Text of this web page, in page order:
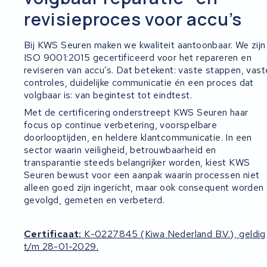
revisieproces voor accu’s
Bij KWS Seuren maken we kwaliteit aantoonbaar. We zijn
ISO 9001:2015 gecertificeerd voor het repareren en
reviseren van accu’s. Dat betekent: vaste stappen,
controles, duidelijke communicatie én een proces dat
volgbaar is: van begintest tot eindtest.
Met de certificering onderstreept KWS Seuren haar
focus op continue verbetering, voorspelbare
doorlooptijden, en heldere klantcommunicatie. In een
sector waarin veiligheid, betrouwbaarheid en
transparantie steeds belangrijker worden, kiest KWS
Seuren bewust voor een aanpak waarin processen niet
alleen goed zijn ingericht, maar ook consequent worden
gevolgd, gemeten en verbeterd.
Certificaat: K-0227845 (Kiwa Nederland B.V.), geldig
t/m 28-01-2029.